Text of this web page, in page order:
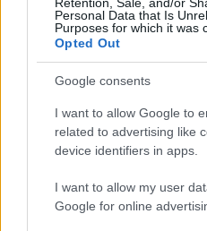
Personal Data that Is
Purposes for which it was
Opted Out
Google consents
I want to allow Google to
related to advertising like
device identifiers in apps.
I want to allow my user
Google for online
ψήφου.
Οι προθεσμίες –
Ο εκλογέας το δηλώνει
παραλαμβάνονταιμέχρι
8ης Ιουνίου.